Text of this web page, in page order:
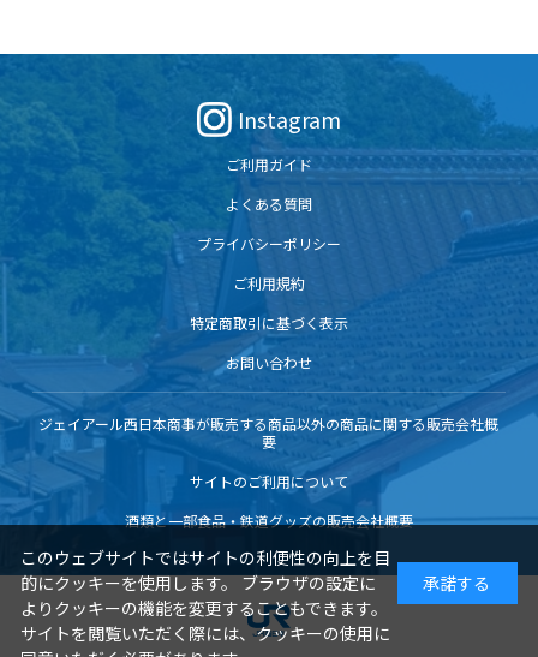
Instagram
ご利用ガイド
よくある質問
プライバシーポリシー
ご利用規約
特定商取引に基づく表示
お問い合わせ
ジェイアール西日本商事が販売する商品以外の商品に関する販売会社概
要
サイトのご利用について
酒類と一部食品・鉄道グッズの販売会社概要
このウェブサイトではサイトの利便性の向上を目
的にクッキーを使用します。 ブラウザの設定に
よりクッキーの機能を変更することもできます。
サイトを閲覧いただく際には、クッキーの使用に
承諾する